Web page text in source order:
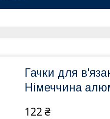
Гачки для
Німеччина
122 ₴